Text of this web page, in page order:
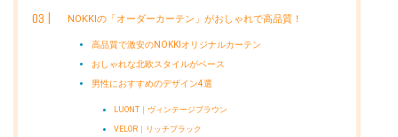
NOKKIの「オーダーカーテン」がおしゃれで高品質！
高品質で激安のNOKKIオリジナルカーテン
おしゃれな北欧スタイルがベース
男性におすすめのデザイン4選
LUONT｜ヴィンテージブラウン
VELOR｜リッチブラック